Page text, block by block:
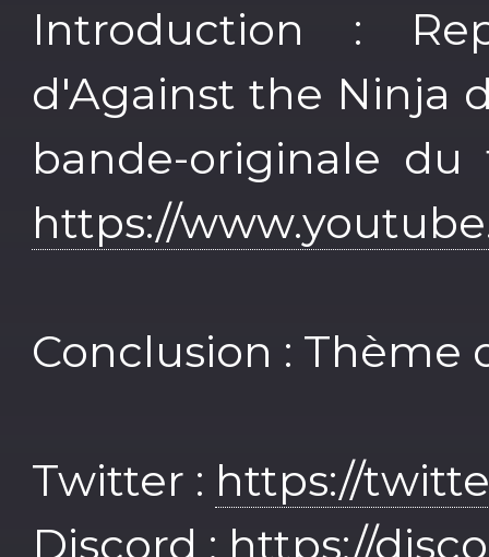
Introduction :
d'Against the Ninja
bande-originale
https://
Conclusion :
Twitter : https://
Discord : https://